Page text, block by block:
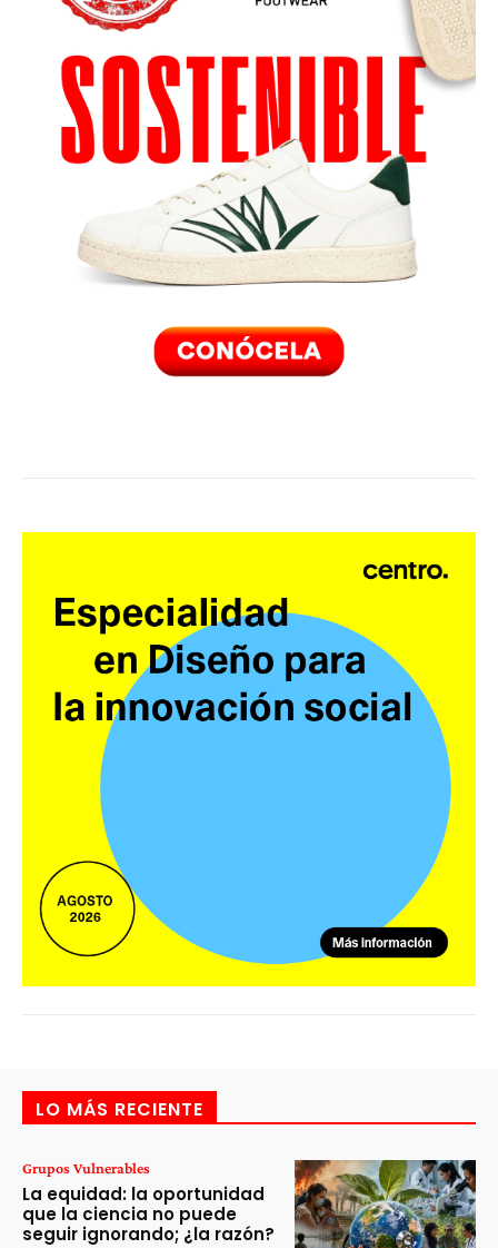
LO MÁS RECIENTE
Grupos Vulnerables
La equidad: la oportunidad
que la ciencia no puede
seguir ignorando; ¿la razón?